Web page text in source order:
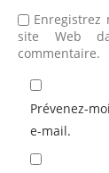
site Web
commentaire.
Prévenez-
e-mail.